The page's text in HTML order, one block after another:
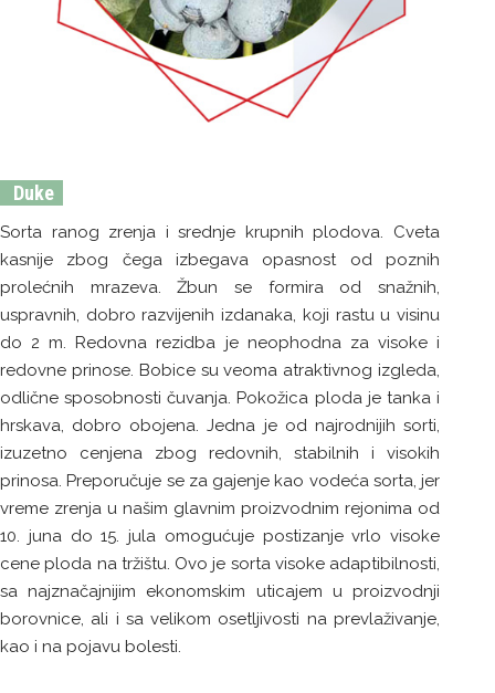
Duke
Sorta ranog zrenja i srednje krupnih plodova. Cveta
kasnije zbog čega izbegava opasnost od poznih
prolećnih mrazeva. Žbun se formira od snažnih,
uspravnih, dobro razvijenih izdanaka, koji rastu u visinu
do 2 m. Redovna rezidba je neophodna za visoke i
redovne prinose. Bobice su veoma atraktivnog izgleda,
odlične sposobnosti čuvanja. Pokožica ploda je tanka i
hrskava, dobro obojena. Jedna je od najrodnijih sorti,
izuzetno cenjena zbog redovnih, stabilnih i visokih
prinosa. Preporučuje se za gajenje kao vodeća sorta, jer
vreme zrenja u našim glavnim proizvodnim rejonima od
10. juna do 15. jula omogućuje postizanje vrlo visoke
cene ploda na tržištu. Ovo je sorta visoke adaptibilnosti,
sa najznačajnijim ekonomskim uticajem u proizvodnji
borovnice, ali i sa velikom osetljivosti na prevlaživanje,
kao i na pojavu bolesti.